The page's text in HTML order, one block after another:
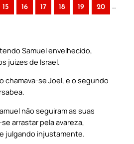
15 16 17 18 19 20 ..
Samuel envelhecido,
juizes de Israel.
chamava-se Joel, e o segundo
não seguiram as suas
arrastar pela avareza,
julgando injustamente.